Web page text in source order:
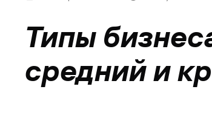
Типы
средний и